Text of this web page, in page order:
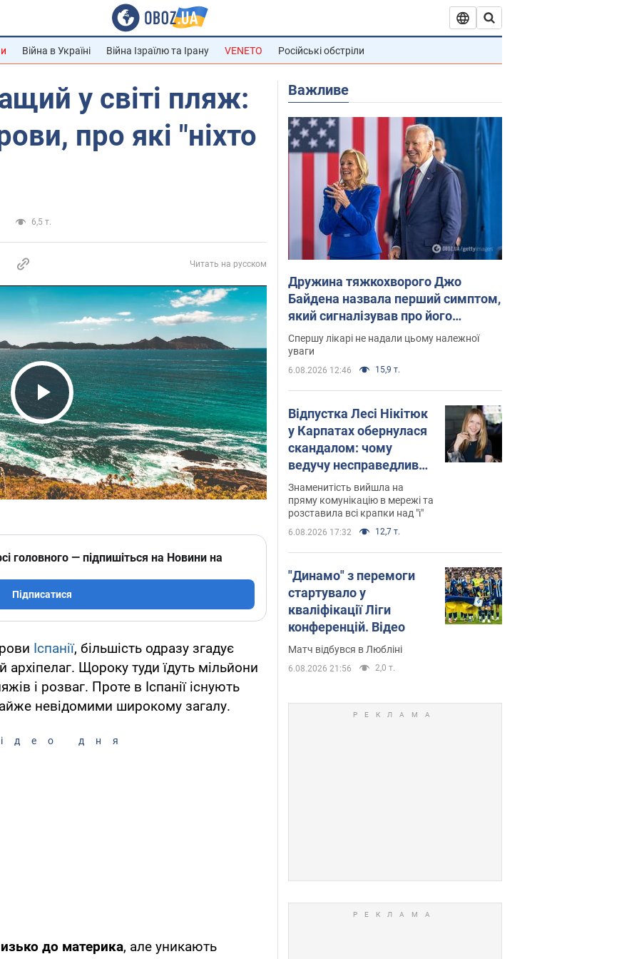
Війна в Україні Війна Ізраїлю та Ірану VENETO Російські обстріли
у світі пляж:
про які "ніхто
6,5 т.
Читать на русском
Play Video
головного — підпишіться на Новини на
Підписатися
Іспанії, більшість одразу згадує
архіпелаг. Щороку туди їдуть мільйони
і розваг. Проте в Іспанії існують
невідомими широкому загалу.
дня
до материка, але уникають
Важливе
Дружина тяжкохворого Джо
Байдена назвала перший симптом,
який сигналізував про його
"агресивний" рак
Спершу лікарі не надали цьому належної
уваги
6.08.2026 12:46 15,9 т.
Відпустка Лесі Нікітюк
у Карпатах обернулася
скандалом: чому
ведучу несправедливо
захейтили
Знаменитість вийшла на
пряму комунікацію в мережі та
розставила всі крапки над "і"
6.08.2026 17:32 12,7 т.
"Динамо" з перемоги
стартувало у
кваліфікації Ліги
конференцій. Відео
Матч відбувся в Любліні
6.08.2026 21:56 2,0 т.